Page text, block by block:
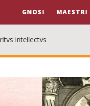
GNOSI MAESTRI
intellectvs